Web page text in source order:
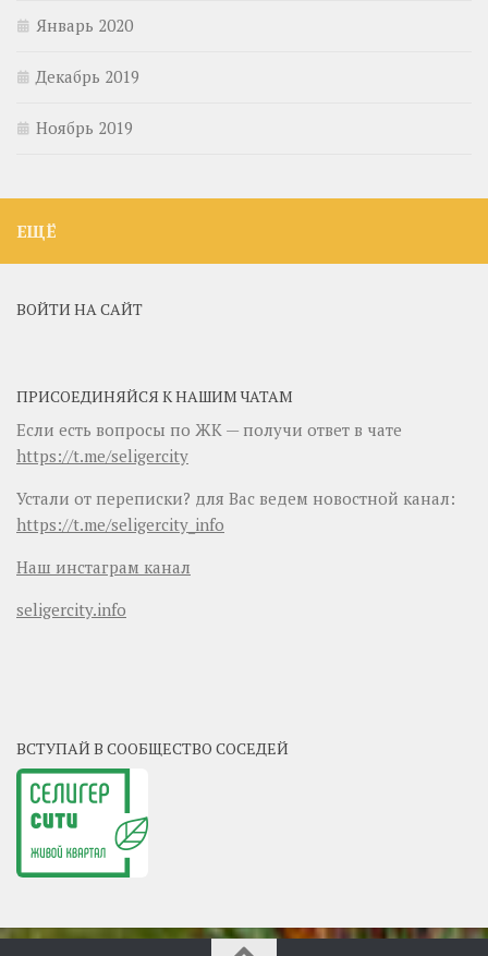
Январь 2020
Декабрь 2019
Ноябрь 2019
ЕЩЁ
ВОЙТИ НА САЙТ
ПРИСОЕДИНЯЙСЯ К НАШИМ ЧАТАМ
Если есть вопросы по ЖК — получи ответ в чате
https://t.me/seligercity
Устали от переписки? для Вас ведем новостной канал:
https://t.me/seligercity_info
Наш инстаграм канал
seligercity.info
ВСТУПАЙ В СООБЩЕСТВО СОСЕДЕЙ